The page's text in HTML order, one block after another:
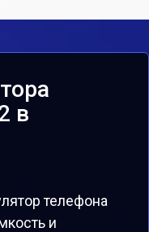
в
телефона
и